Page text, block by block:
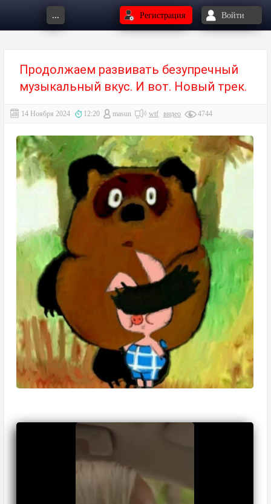
... Регистрация Войти
Продолжаем развивать безупречный
музыкальный вкус. И вот. Новый трек.
14 Ноября 2024 12:20 masun wtf видео 4744